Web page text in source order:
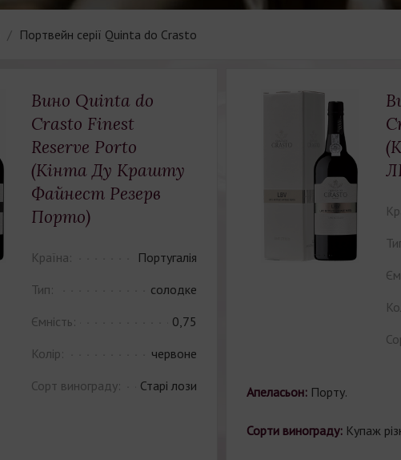
Портвейн серії Quinta do Crasto
Вино Quinta do
Crasto Finest
Reserve Porto
(Кінта Ду Крашту
Файнест Резерв
Порто)
Країна:
Португалія
Тип:
солодке
Ємність:
0,75
Колір:
червоне
Сорт винограду:
Старі лози Апеласьон: Порту.
Сорти винограду: Купаж